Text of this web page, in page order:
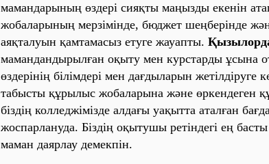
мамандарының өздері сияқты маңызды екенін
жобаларының мерзімінде, бюджет шеңберінде
аяқталуын қамтамасыз етуге жауапты.
мамандандырылған оқыту мен курстарды ұсына
өздерінің білімдері мен дағдыларын жетілдіруге
табысты құрылыс жобаларына және өркендеген
біздің колледжімізде алдағы уақытта аталған
жоспарлануда. Біздің оқытушы ретіндегі ең
маман даярлау демекпін.